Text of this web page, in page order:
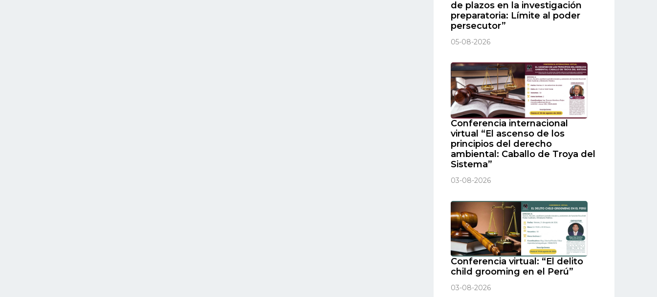
de plazos en la investigación
preparatoria: Límite al poder
persecutor”
05-08-2026
Conferencia internacional
virtual “El ascenso de los
principios del derecho
ambiental: Caballo de Troya del
Sistema”
03-08-2026
Conferencia virtual: “El delito
child grooming en el Perú”
03-08-2026